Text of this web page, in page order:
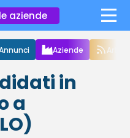
aziende ×
Aziende
in
a